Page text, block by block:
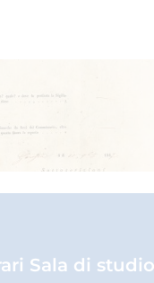
Sala di studio